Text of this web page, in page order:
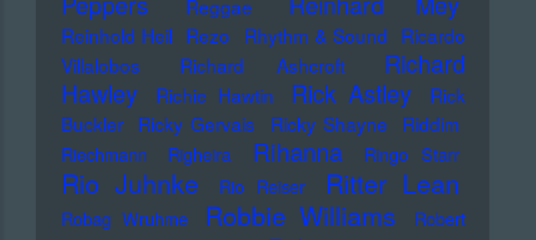
Reggae
Reinhold Heil Rezo Rhythm & Sound Ricardo
Villalobos
Richard Ashcroft
Richard
Hawley
Richie Hawtin Rick Astley
Rick
Buckler
Ricky Gervais Ricky Shayne Riddim
Riechmann Righeira Rihanna Ringo Starr
Rio Juhnke Rio Reiser Ritter Lean
Robag Wruhme Robbie Williams
Robert